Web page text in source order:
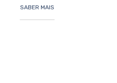
SABER MAIS